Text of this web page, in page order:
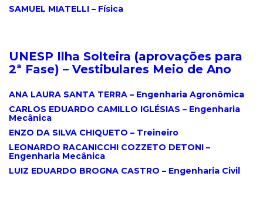
SAMUEL MIATELLI – Física
UNESP Ilha Solteira (aprovações para
2ª Fase) – Vestibulares Meio de Ano
ANA LAURA SANTA TERRA – Engenharia Agronômica
CARLOS EDUARDO CAMILLO IGLÉSIAS – Engenharia
Mecânica
ENZO DA SILVA CHIQUETO – Treineiro
LEONARDO RACANICCHI COZZETO DETONI –
Engenharia Mecânica
LUIZ EDUARDO BROGNA CASTRO – Engenharia Civil